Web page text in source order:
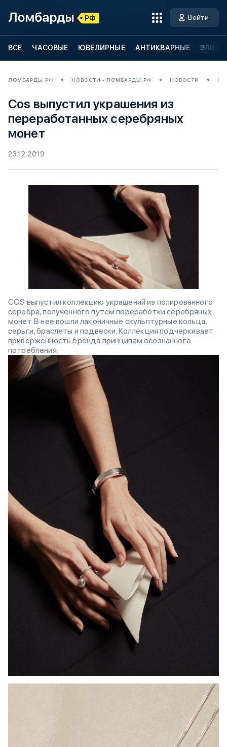
Войти
ВСЕ ЧАСОВЫЕ ЮВЕЛИРНЫЕ АНТИКВАРНЫЕ
ЛОМБАРДЫ.РФ НОВОСТИ - ЛОМБАРДЫ.РФ НОВОСТИ
Cos выпустил украшения из
переработанных серебряных
монет
23.12.2019
COS выпустил коллекцию украшений из полированного
серебра, полученного путем переработки серебряных
монет. В нее вошли лаконичные скульптурные кольца,
серьги, браслеты и подвески. Коллекция подчеркивает
приверженность бренда принципам осознанного
потребления.